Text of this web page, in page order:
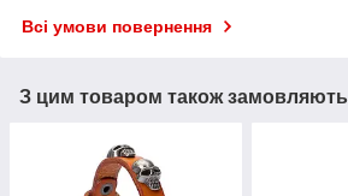
Всі умови повернення
З цим товаром також замовляють